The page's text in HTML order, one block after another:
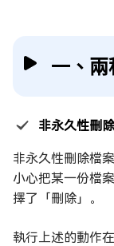
一、
非永久性刪除
非永久性刪除檔
小心把某一份檔
擇了「刪除」。
執行上述的動作